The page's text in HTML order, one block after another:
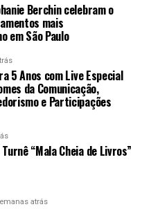
Berchin celebram o
mais
em São Paulo
5 Anos com Live Especial
da Comunicação,
e Participações
“Mala Cheia de Livros”
atrás